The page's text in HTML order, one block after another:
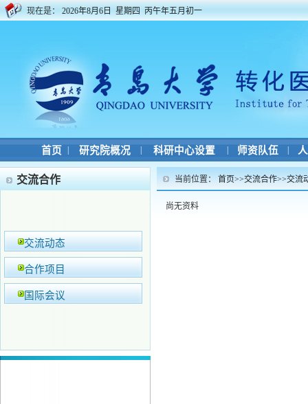
现在是： 2026年8月6日 星期四 丙午年五月初一
首页 研究院概况 科研中心设置 师资队伍
交流合作
交流动态
合作项目
国际会议
当前位置： 首页>>交流合作>>交流
尚无资料